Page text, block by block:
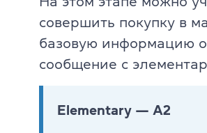
совершить покупку в
базовую информацию
сообщение с
Elementary — А2